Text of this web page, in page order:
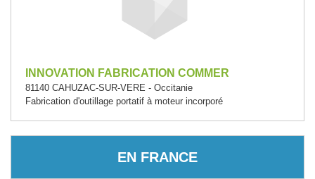
INNOVATION FABRICATION COMMER
81140 CAHUZAC-SUR-VERE - Occitanie
Fabrication d'outillage portatif à moteur incorporé
EN FRANCE